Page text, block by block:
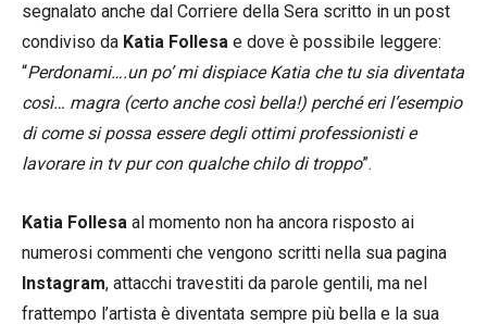
segnalato anche dal Corriere della Sera scritto in un post
condiviso da Katia Follesa e dove è possibile leggere:
“Perdonami….un po’ mi dispiace Katia che tu sia diventata
così… magra (certo anche così bella!) perché eri l’esempio
di come si possa essere degli ottimi professionisti e
lavorare in tv pur con qualche chilo di troppo”.
Katia Follesa al momento non ha ancora risposto ai
numerosi commenti che vengono scritti nella sua pagina
Instagram, attacchi travestiti da parole gentili, ma nel
frattempo l’artista è diventata sempre più bella e la sua